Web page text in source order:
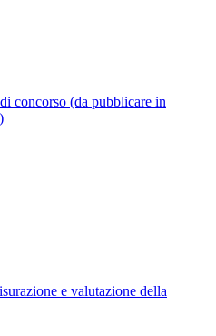
concorso (da pubblicare in
e valutazione della